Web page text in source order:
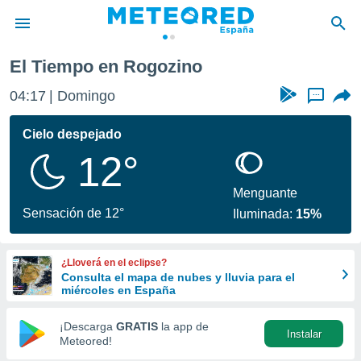
de
por
se
calidad.
a este
las
y
forma
digital
basada
El Tiempo en Rogozino
04:17 Domingo ...
Cielo despejado
12°
Sensación de 12°
Menguante
Iluminada: 15%
¿Lloverá en el eclipse?
Consulta el mapa de nubes y lluvia para el
miércoles en España
¡Descarga GRATIS la app de
Meteored!
Instalar